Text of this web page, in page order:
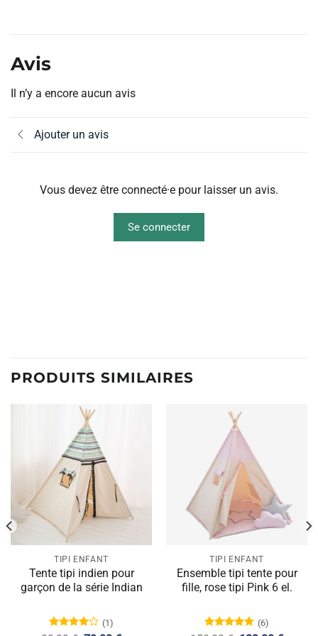
Avis
Il n’y a encore aucun avis
Ajouter un avis
Vous devez être connecté·e pour laisser un avis.
Se connecter
PRODUITS SIMILAIRES
TIPI ENFANT
Tente tipi indien pour
garçon de la série Indian
(1)
TIPI ENFANT
Ensemble tipi tente pour
fille, rose tipi Pink 6 el.
(6)